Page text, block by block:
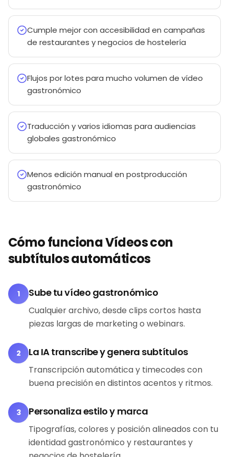
Cumple mejor con accesibilidad en campañas
de restaurantes y negocios de hostelería
Flujos por lotes para mucho volumen de vídeo
gastronómico
Traducción y varios idiomas para audiencias
globales gastronómico
Menos edición manual en postproducción
gastronómico
Cómo funciona Vídeos con
subtítulos automáticos
1 Sube tu vídeo gastronómico
Cualquier archivo, desde clips cortos hasta
piezas largas de marketing o webinars.
2 La IA transcribe y genera subtítulos
Transcripción automática y timecodes con
buena precisión en distintos acentos y ritmos.
3 Personaliza estilo y marca
Tipografías, colores y posición alineados con tu
identidad gastronómico y restaurantes y